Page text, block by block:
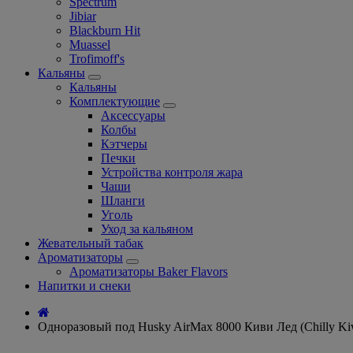
Jibiar
Blackburn Hit
Muassel
Trofimoff's
Кальяны
Кальяны
Комплектующие
Аксессуары
Колбы
Кэтчеры
Печки
Устройства контроля жара
Чаши
Шланги
Уголь
Уход за кальяном
Жевательный табак
Ароматизаторы
Ароматизаторы Baker Flavors
Напитки и снеки
Одноразовый под Husky AirMax 8000 Киви Лед (Chilly